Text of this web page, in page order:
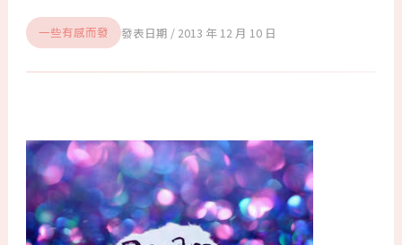
一些有感而發 2013 年 12 月 10 日